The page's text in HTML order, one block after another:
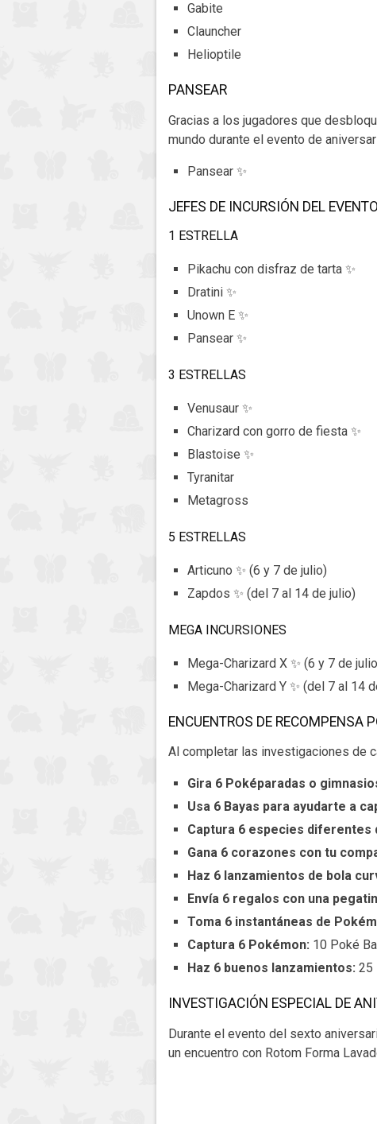
Gabite
Clauncher
Helioptile
PANSEAR
Gracias a los jugadores que
mundo durante el evento de
Pansear ✨
JEFES DE INCURSIÓN DEL
1 ESTRELLA
Pikachu con disfraz de tarta ✨
Dratini ✨
Unown E ✨
Pansear ✨
3 ESTRELLAS
Venusaur ✨
Charizard con gorro de fiesta ✨
Blastoise ✨
Tyranitar
Metagross
5 ESTRELLAS
Articuno ✨ (6 y 7 de julio)
Zapdos ✨ (del 7 al 14 de julio)
MEGA INCURSIONES
Mega-Charizard X ✨ (6 y 7 de
Mega-Charizard Y ✨ (del 7 al 14
ENCUENTROS DE RECOMPENSA
Al completar las investigaciones de
Gira 6 Poképaradas o
Usa 6 Bayas para ayudarte a
Captura 6 especies diferentes
Gana 6 corazones con tu
Haz 6 lanzamientos de bola
Envía 6 regalos con una
Toma 6 instantáneas de
Captura 6 Pokémon: 10 Poké
Haz 6 buenos lanzamientos: 25
INVESTIGACIÓN ESPECIAL DE
Durante el evento del sexto
un encuentro con Rotom Forma